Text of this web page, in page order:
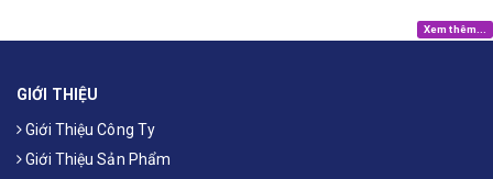
Xem thêm...
GIỚI THIỆU
Giới Thiệu Công Ty
Giới Thiệu Sản Phẩm